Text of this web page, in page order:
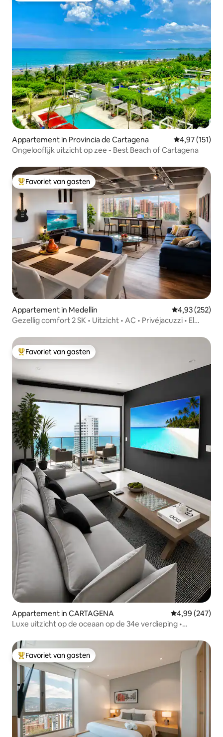
Appartement in Provincia de Cartagena Gemiddelde
4,97 (151)
Ongelooflijk uitzicht op zee - Best Beach of Cartagena
Topfavoriet van gasten
Favoriet van gasten
Appartement in Medellín Gemiddelde
4,93 (252)
Gezellig comfort 2 SK • Uitzicht • AC • Privéjacuzzi • El
Topfavoriet van gasten
Favoriet van gasten
Appartement in CARTAGENA Gemiddelde
4,99 (247)
Luxe uitzicht op de oceaan op de 34e verdieping •
Topfavoriet van gasten
Favoriet van gasten